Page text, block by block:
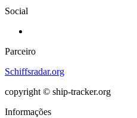
Social
Parceiro
Schiffsradar.org
copyright © ship-tracker.org
Informações